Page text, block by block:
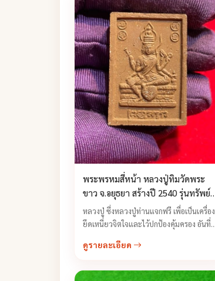
พระพรหมสี่หน้า หลวงปู่ทิมวัดพระ
ขาว จ.อยุธยา สร้างปี 2540 รุ่นทรัพย์
เศรษฐี
หลวงปู่ ซึ่งหลวงปู่ท่านแจกฟรี เพื่อเป็นเครื่อง
ยึดเหนี่ยวจิตใจและไว้ปกป้องคุ้มครอง อันที่
ศักดิ์สิทธิ์ แล้วยังประหยัดอีกด้วย เพราะไม่
ดูรายละเอียด